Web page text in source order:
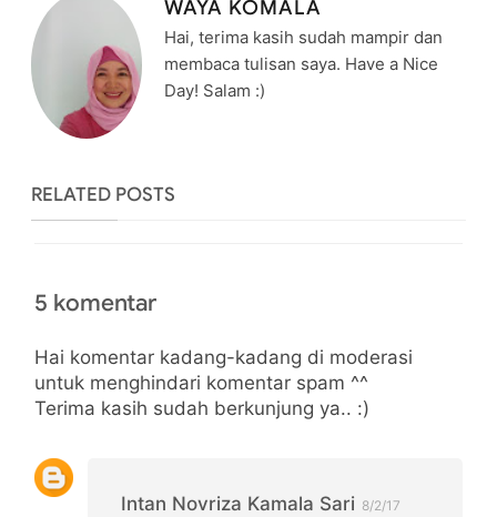
WAYA KOMALA
Hai, terima kasih sudah mampir dan
membaca tulisan saya. Have a Nice
Day! Salam :)
RELATED POSTS
5 komentar
Hai komentar kadang-kadang di moderasi
untuk menghindari komentar spam ^^
Terima kasih sudah berkunjung ya.. :)
Intan Novriza Kamala Sari 8/2/17